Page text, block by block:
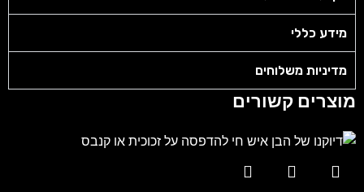
מידע כללי
מדיניות משלוחים
מוצרים קשורים